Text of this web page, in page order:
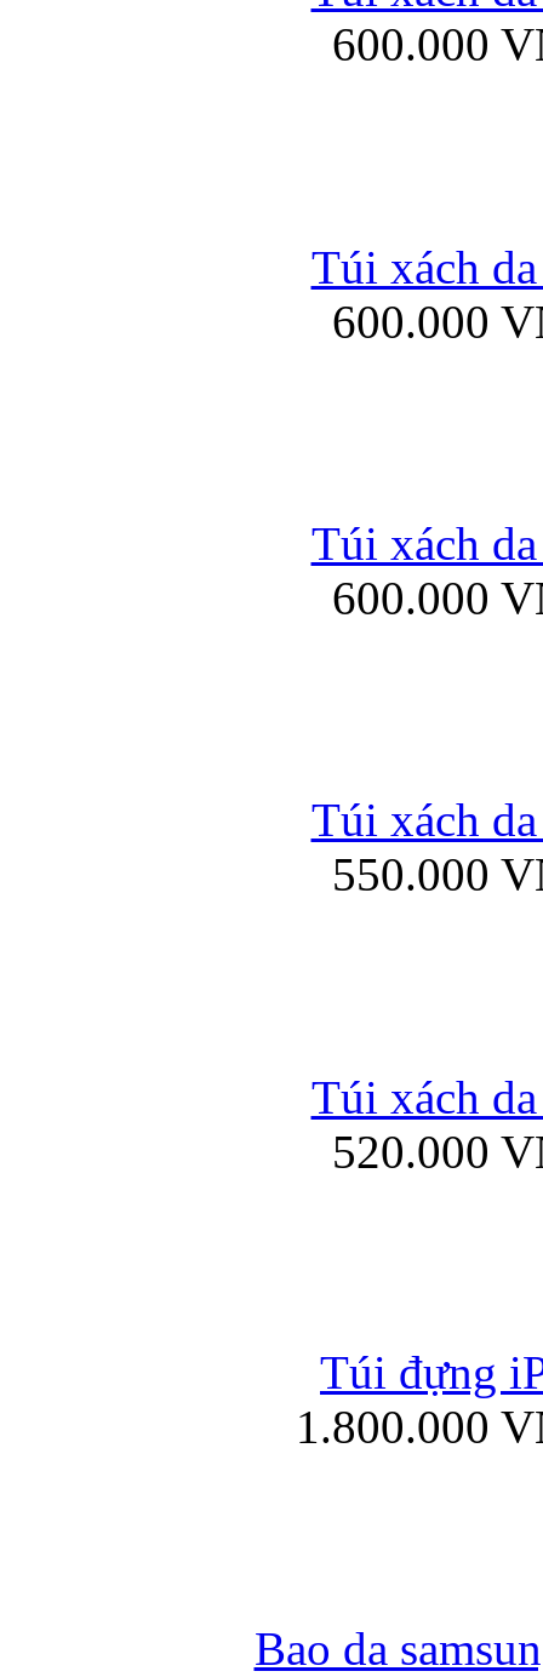
Bao da iPhone 5
Bao da iPad
Túi xách da
600.000
Túi xách
600.000
Túi xách
600.000
Túi xách
550.000
Túi xách
520.000
Túi đựng
1.800.000
Bao da